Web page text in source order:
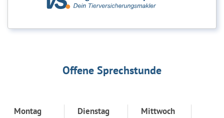
Offene Sprechstunde
Montag
Dienstag
Mittwoch